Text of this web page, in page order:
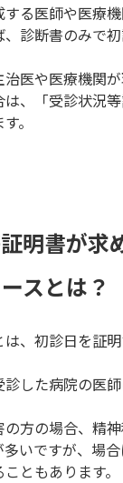
る医師や医療
診断書のみで
治医や医療機関
、「受診状況
。
明書が求
ースとは？
、初診日を証
した病院の医
方の場合、精
いですが、場
ともあります。